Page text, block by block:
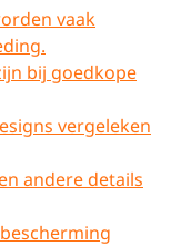
vaak
bij goedkope
vergeleken
andere details